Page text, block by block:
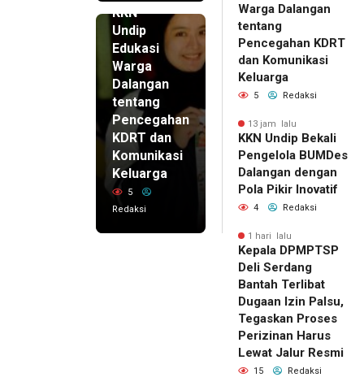
KKN
Undip
Edukasi
Warga
Dalangan
tentang
Pencegahan
KDRT dan
Komunikasi
Keluarga
5
Redaksi
Warga Dalangan
tentang
Pencegahan KDRT
dan Komunikasi
Keluarga
5 Redaksi
13 jam lalu
KKN Undip Bekali
Pengelola BUMDes
Dalangan dengan
Pola Pikir Inovatif
4 Redaksi
1 hari lalu
Kepala DPMPTSP
Deli Serdang
Bantah Terlibat
Dugaan Izin Palsu,
Tegaskan Proses
Perizinan Harus
Lewat Jalur Resmi
15 Redaksi